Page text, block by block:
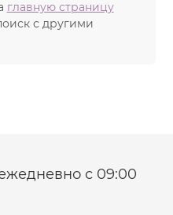
главную страницу
с другими
с 09:00